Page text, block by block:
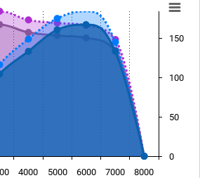
4000 5000 6000 7000 8000
0
50
100
150